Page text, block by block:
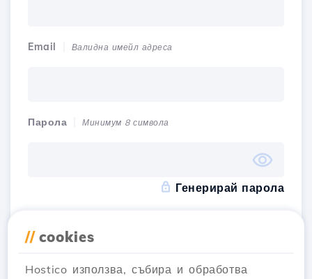
Email Валидна имейл адреса
Парола Минимум 8 символа
Генерирай парола
// cookies
Hostico използва, събира и обработва